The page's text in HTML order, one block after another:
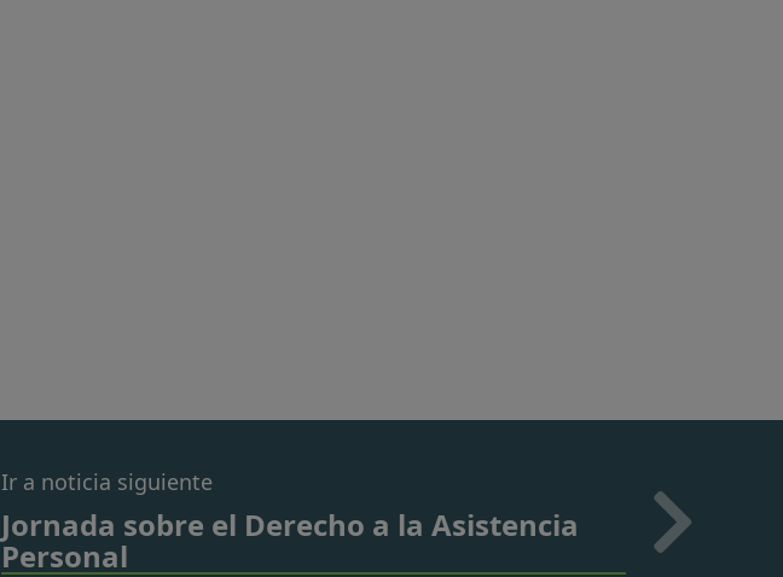
Ir a noticia siguiente
Jornada sobre el Derecho a la Asistencia
Personal